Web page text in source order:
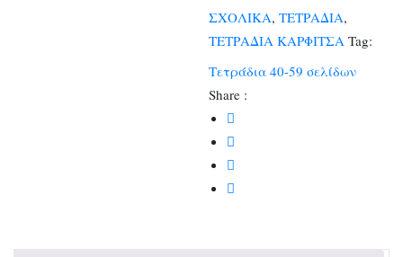
ΣΧΟΛΙΚΑ,ΤΕΤΡΑΔΙΑ,
ΤΕΤΡΑΔΙΑ ΚΑΡΦΙΤΣΑ Tag:
Τετράδια 40-59 σελίδων
Share :